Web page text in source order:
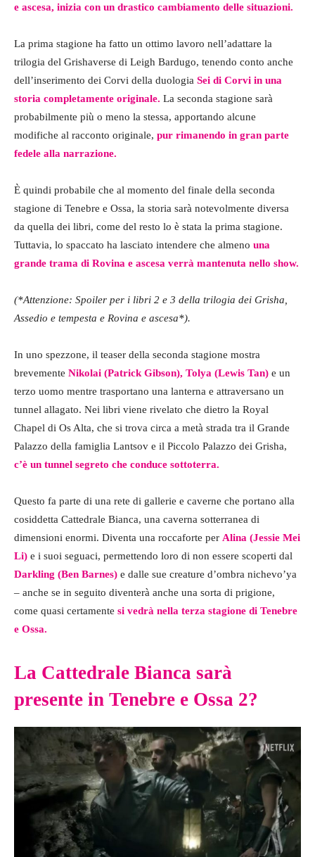
e ascesa, inizia con un drastico cambiamento delle situazioni.
La prima stagione ha fatto un ottimo lavoro nell’adattare la
trilogia del Grishaverse di Leigh Bardugo, tenendo conto anche
dell’inserimento dei Corvi della duologia Sei di Corvi in una
storia completamente originale. La seconda stagione sarà
probabilmente più o meno la stessa, apportando alcune
modifiche al racconto originale, pur rimanendo in gran parte
fedele alla narrazione.
È quindi probabile che al momento del finale della seconda
stagione di Tenebre e Ossa, la storia sarà notevolmente diversa
da quella dei libri, come del resto lo è stata la prima stagione.
Tuttavia, lo spaccato ha lasciato intendere che almeno una
grande trama di Rovina e ascesa verrà mantenuta nello show.
(*Attenzione: Spoiler per i libri 2 e 3 della trilogia dei Grisha,
Assedio e tempesta e Rovina e ascesa*).
In uno spezzone, il teaser della seconda stagione mostra
brevemente Nikolai (Patrick Gibson), Tolya (Lewis Tan) e un
terzo uomo mentre trasportano una lanterna e attraversano un
tunnel allagato. Nei libri viene rivelato che dietro la Royal
Chapel di Os Alta, che si trova circa a metà strada tra il Grande
Palazzo della famiglia Lantsov e il Piccolo Palazzo dei Grisha,
c’è un tunnel segreto che conduce sottoterra.
Questo fa parte di una rete di gallerie e caverne che portano alla
cosiddetta Cattedrale Bianca, una caverna sotterranea di
dimensioni enormi. Diventa una roccaforte per Alina (Jessie Mei
Li) e i suoi seguaci, permettendo loro di non essere scoperti dal
Darkling (Ben Barnes) e dalle sue creature d’ombra nichevo’ya
– anche se in seguito diventerà anche una sorta di prigione,
come quasi certamente si vedrà nella terza stagione di Tenebre
e Ossa.
La Cattedrale Bianca sarà
presente in Tenebre e Ossa 2?